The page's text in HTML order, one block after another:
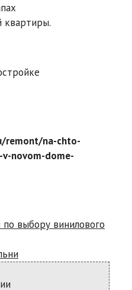
квартиры.
remont/na-chto-
novom-dome-
по выбору винилового